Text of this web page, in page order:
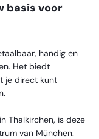
basis voor
handig en
Het biedt
je direct kunt
Thalkirchen, is deze
van München.